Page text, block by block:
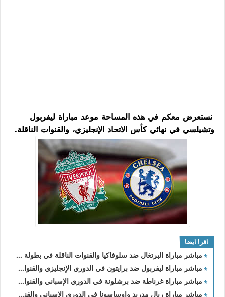
نستعرض معكم في هذه المساحة موعد مباراة ليفربول
وتشيلسي في نهائي كأس الاتحاد الإنجليزي، والقنوات الناقلة.
اقرا ايضا
مباشر مباراة البرتغال ضد سلوفاكيا والقنوات الناقلة في بطولة تصفيات كأس الأمم الأوروبية 2024
مباشر مباراة ليفربول ضد برايتون في الدوري الإنجليزي والقنوات الناقلة
مباشر مباراة غرناطة ضد برشلونة في الدوري الإسباني والقنوات الناقلة
مباشر مباراة ريال مدريد واوساسونا في الدوري الاسباني والقنوات الناقلة